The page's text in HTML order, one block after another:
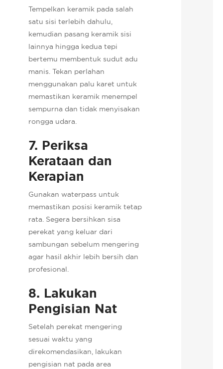
Tempelkan keramik pada salah
satu sisi terlebih dahulu,
kemudian pasang keramik sisi
lainnya hingga kedua tepi
bertemu membentuk sudut adu
manis. Tekan perlahan
menggunakan palu karet untuk
memastikan keramik menempel
sempurna dan tidak menyisakan
rongga udara.
7. Periksa
Kerataan dan
Kerapian
Gunakan waterpass untuk
memastikan posisi keramik tetap
rata. Segera bersihkan sisa
perekat yang keluar dari
sambungan sebelum mengering
agar hasil akhir lebih bersih dan
profesional.
8. Lakukan
Pengisian Nat
Setelah perekat mengering
sesuai waktu yang
direkomendasikan, lakukan
pengisian nat pada area